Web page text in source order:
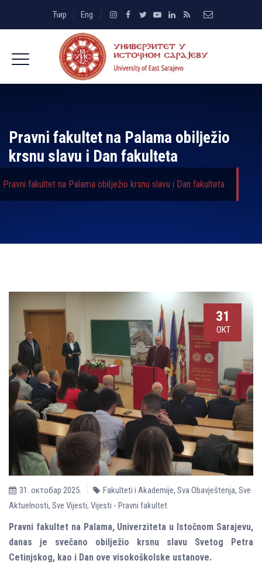
Ћир Eng
Pravni fakultet na Palama obilјežio
krsnu slavu i Dan fakulteta
Pravni fakultet na Palama obilјežio krsnu slavu i Dan fakulteta
31
ОКТ
31. октобар 2025. Fakulteti i Akademije, Sva Obavještenja, Sve
Aktuelnosti, Sve Vijesti, Vijesti - Pravni fakultet
Pravni fakultet na Palama, Univerziteta u Istočnom Sarajevu,
danas je svečano obilјežio krsnu slavu Svetog Petra
Cetinjskog, kao i Dan ove visokoškolske ustanove.